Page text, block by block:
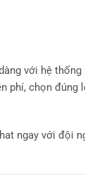
với hệ thống
phí, chọn đúng
ngay với đội